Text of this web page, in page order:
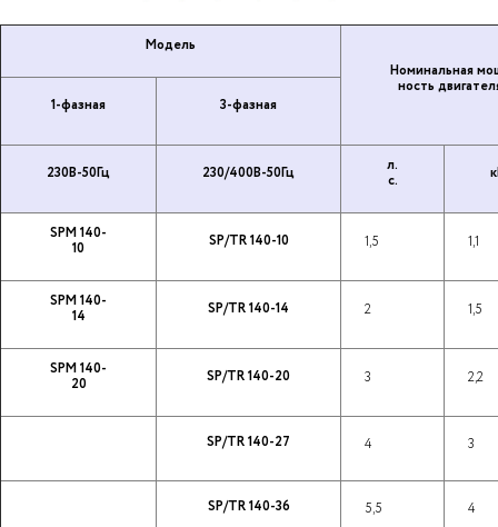
Модель
Но­ми­наль­ная
ность
1-фазная
3-фазная
230В-50Гц 230/400В-50Гц
л.
с.
SPM 140-
10
SP/TR 140-10 1,5 1,1
SPM 140-
14
SP/TR 140-14 2 1,5
SPM 140-
20
SP/TR 140-20 3 2,2
SP/TR 140-27 4 3
SP/TR 140-36 5,5 4